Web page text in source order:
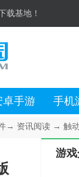
载基地！
卓手游 手机
→ 资讯阅读 → 触
游